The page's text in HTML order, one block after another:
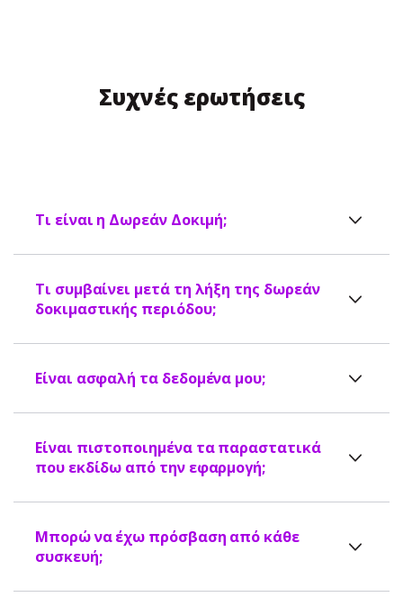
Συχνές ερωτήσεις
Τι είναι η Δωρεάν Δοκιμή;
Τι συμβαίνει μετά τη λήξη της δωρεάν
δοκιμαστικής περιόδου;
Είναι ασφαλή τα δεδομένα μου;
Είναι πιστοποιημένα τα παραστατικά
που εκδίδω από την εφαρμογή;
Μπορώ να έχω πρόσβαση από κάθε
συσκευή;